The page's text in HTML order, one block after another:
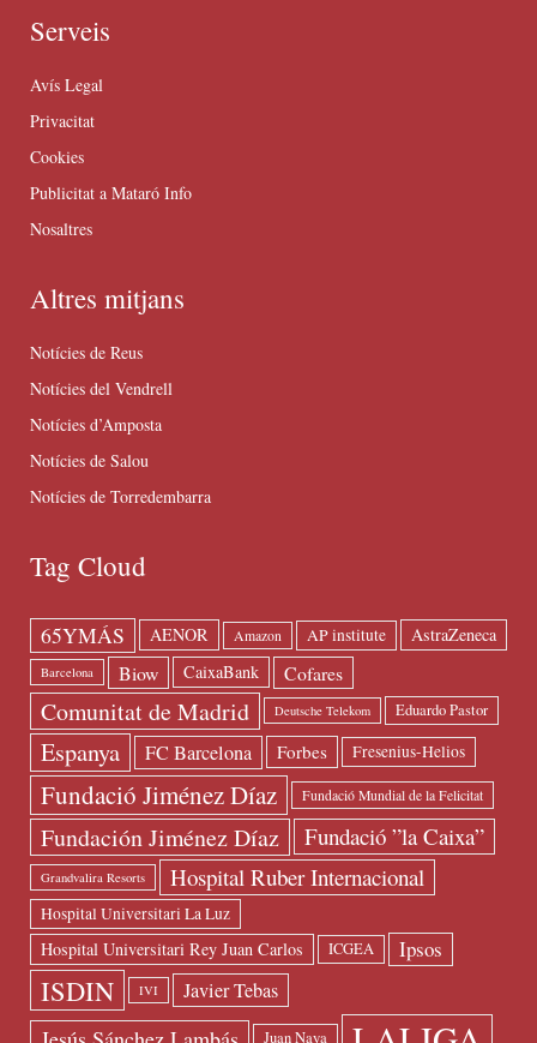
Serveis
Avís Legal
Privacitat
Cookies
Publicitat a Mataró Info
Nosaltres
Altres mitjans
Notícies de Reus
Notícies del Vendrell
Notícies d’Amposta
Notícies de Salou
Notícies de Torredembarra
Tag Cloud
65YMÁS AENOR Amazon AP institute AstraZeneca
Barcelona Biow CaixaBank Cofares
Comunitat de Madrid Deutsche Telekom Eduardo Pastor
Espanya FC Barcelona Forbes Fresenius-Helios
Fundació Jiménez Díaz Fundació Mundial de la Felicitat
Fundación Jiménez Díaz Fundació ”la Caixa”
Grandvalira Resorts Hospital Ruber Internacional
Hospital Universitari La Luz
Hospital Universitari Rey Juan Carlos ICGEA Ipsos
ISDIN IVI Javier Tebas
Juan Naya